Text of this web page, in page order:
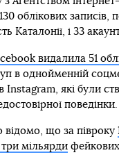
облікових записів,
Каталонії, і 33
видалила 51
в однойменній
Instagram, які були
поведінки.
що за півроку
мільярдифейкових